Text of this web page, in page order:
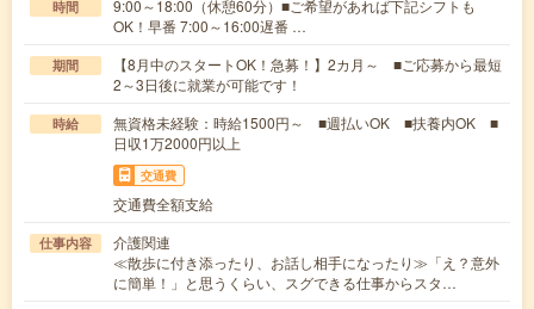
時間
9:00～18:00（休憩60分）■ご希望があれば下記シフトも
OK！早番 7:00～16:00遅番 …
期間
【8月中のスタートOK！急募！】2カ月～ ■ご応募から最短
2～3日後に就業が可能です！
時給
無資格未経験：時給1500円～ ■週払いOK ■扶養内OK ■
日収1万2000円以上
交通費
交通費全額支給
仕事内容
介護関連
≪散歩に付き添ったり、お話し相手になったり≫「え？意外
に簡単！」と思うくらい、スグできる仕事からスタ…